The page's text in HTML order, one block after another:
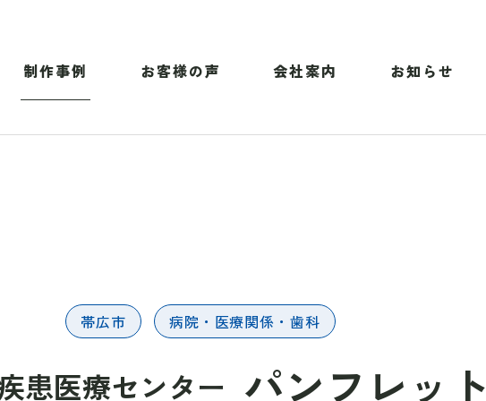
制作事例 お客様の声 会社案内 お知らせ
帯広市 病院・医療関係・歯科
患医療センター パンフレット